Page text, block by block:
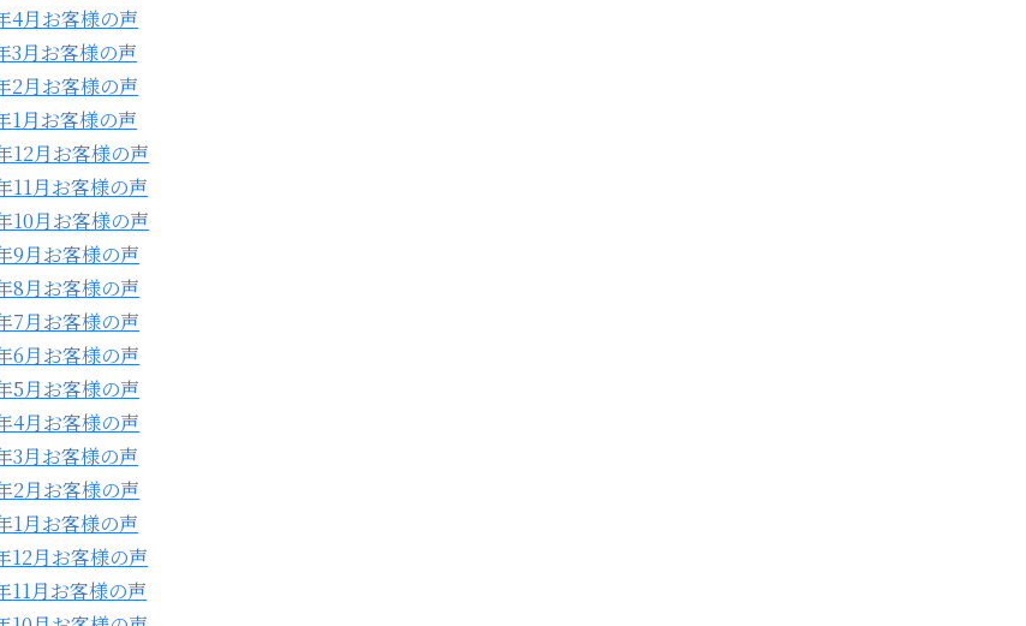
4月お客様の声
3月お客様の声
2月お客様の声
1月お客様の声
12月お客様の声
11月お客様の声
10月お客様の声
9月お客様の声
8月お客様の声
7月お客様の声
6月お客様の声
5月お客様の声
4月お客様の声
3月お客様の声
2月お客様の声
1月お客様の声
12月お客様の声
11月お客様の声